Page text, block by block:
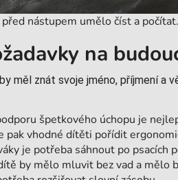
nástupem umělo číst a
na
měl znát svoje jméno, příjmení a
špetkového úchopu je
pak vhodné dítěti pořídit
je potřeba sáhnout po psacích
by mělo mluvit bez vad a mělo